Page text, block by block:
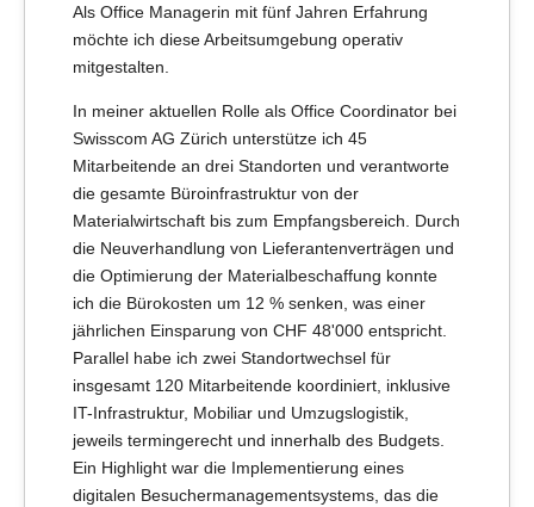
Als Office Managerin mit fünf Jahren Erfahrung
möchte ich diese Arbeitsumgebung operativ
mitgestalten.
In meiner aktuellen Rolle als Office Coordinator bei
Swisscom AG Zürich unterstütze ich 45
Mitarbeitende an drei Standorten und verantworte
die gesamte Büroinfrastruktur von der
Materialwirtschaft bis zum Empfangsbereich. Durch
die Neuverhandlung von Lieferantenverträgen und
die Optimierung der Materialbeschaffung konnte
ich die Bürokosten um 12 % senken, was einer
jährlichen Einsparung von CHF 48'000 entspricht.
Parallel habe ich zwei Standortwechsel für
insgesamt 120 Mitarbeitende koordiniert, inklusive
IT-Infrastruktur, Mobiliar und Umzugslogistik,
jeweils termingerecht und innerhalb des Budgets.
Ein Highlight war die Implementierung eines
digitalen Besuchermanagementsystems, das die